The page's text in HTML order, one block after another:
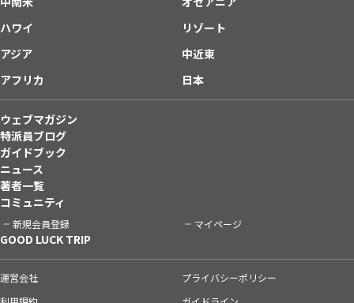
ハワイ
リゾート
アジア
中近東
アフリカ
日本
ウェブマガジン
特派員ブログ
ガイドブック
ニュース
著者一覧
コミュニティ
新規会員登録 マイページ
GOOD LUCK TRIP
運営会社
プライバシーポリシー